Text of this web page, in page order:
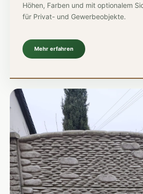
Höhen, Farben und mit optionalem
für Privat- und Gewerbeobjekte.
Mehr erfahren